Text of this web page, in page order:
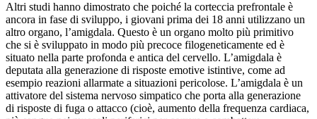
Altri studi hanno dimostrato che poiché la corteccia prefrontale è
ancora in fase di sviluppo, i giovani prima dei 18 anni utilizzano un
altro organo, l’amigdala. Questo è un organo molto più primitivo
che si è sviluppato in modo più precoce filogeneticamente ed è
situato nella parte profonda e antica del cervello. L’amigdala è
deputata alla generazione di risposte emotive istintive, come ad
esempio reazioni allarmate a situazioni pericolose. L’amigdala è un
attivatore del sistema nervoso simpatico che porta alla generazione
di risposte di fuga o attacco (cioè, aumento della frequenza cardiaca,